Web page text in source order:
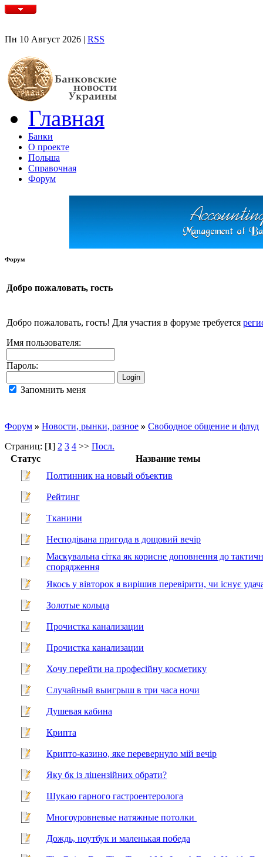
Пн 10 Август 2026 | RSS
Главная
Банки
О проекте
Польша
Справочная
Форум
Форум
Добро пожаловать, гость
Добро пожаловать, гость! Для участия в форуме требуется
Имя пользователя:
Пароль:
Запомнить меня
Форум » Новости, рынки, разное » Свободное общение и флуд
Страниц: [1] 2 3 4 >> Посл.
Статус
Название темы
Полтинник на новый объектив
Рейтинг
Тканини
Несподівана пригода в дощовий вечір
Маскувальна сітка як корисне доповнення до
спорядження
Якось у вівторок я вирішив перевірити, чи існує
Золотые кольца
Прочистка канализации
Прочистка канализации
Хочу перейти на професійну косметику
Случайный выигрыш в три часа ночи
Душевая кабина
Крипта
Крипто-казино, яке перевернуло мій вечір
Яку бк із ліцензійних обрати?
Шукаю гарного гастроентеролога
Многоуровневые натяжные потолки
Дождь, ноутбук и маленькая победа